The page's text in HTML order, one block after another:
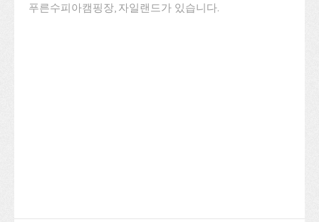
푸른수피아캠핑장, 자일랜드가 있습니다.